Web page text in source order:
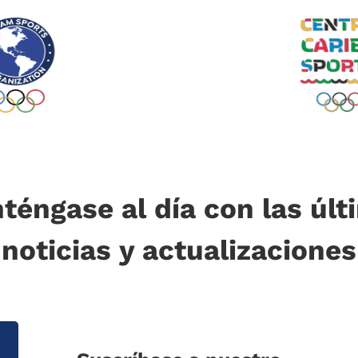
al día con las
noticias y actualizaciones